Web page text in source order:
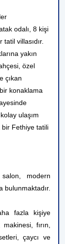
odalı, 8 kişi
villasıdır.
yakın
özel
çıkan
konaklama
ulaşım
bir Fethiye tatili
modern
bulunmaktadır.
fazla kişiye
fırın,
çaycı ve